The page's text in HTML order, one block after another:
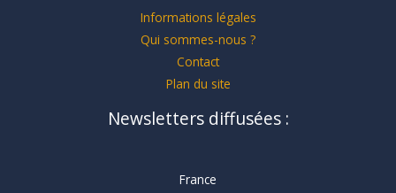
Informations légales
Qui sommes-nous ?
Contact
Plan du site
Newsletters diffusées :
France